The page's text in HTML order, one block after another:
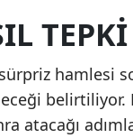
TEPKI
hamlesi
belirtiliyor.
atacağı